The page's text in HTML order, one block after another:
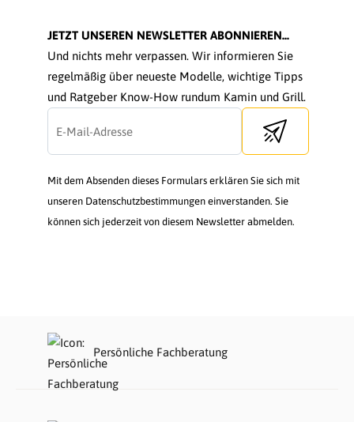
JETZT UNSEREN NEWSLETTER ABONNIEREN...
Und nichts mehr verpassen. Wir informieren Sie
regelmäßig über neueste Modelle, wichtige Tipps
und Ratgeber Know-How rundum Kamin und Grill.
Send newsletter
Mit dem Absenden dieses Formulars erklären Sie sich mit
unseren Datenschutzbestimmungen einverstanden. Sie
können sich jederzeit von diesem Newsletter abmelden.
Persönliche Fachberatung